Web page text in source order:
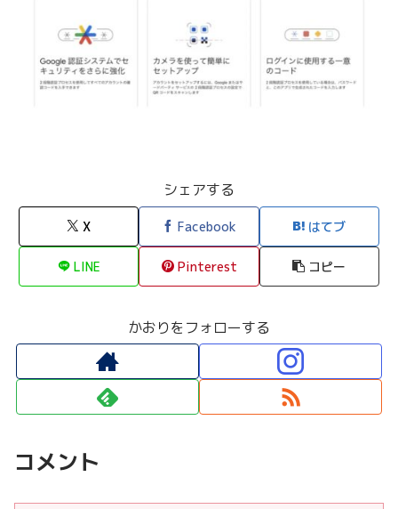
シェアする
X Facebook はてブ
LINE Pinterest コピー
かおりをフォローする
コメント